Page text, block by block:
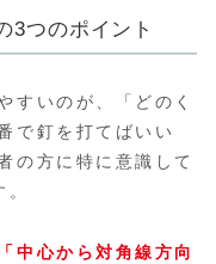
3つのポイント
すいのが、「どのく
で釘を打てばいい
の方に特に意識して
中心から対角線方向